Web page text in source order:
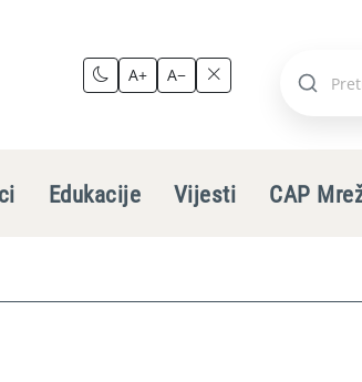
A+ A−
Pretraži
Edukacije Vijesti CAP